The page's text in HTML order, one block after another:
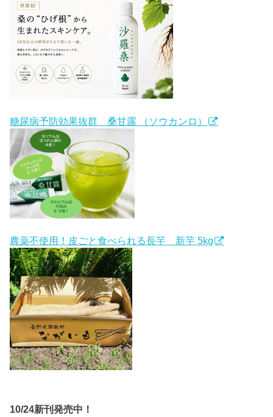
糖尿病予防効果抜群 桑甘露 （ソウカンロ）
農薬不使用！皮ごと食べられる長芋 新芋 5kg
10/24新刊発売中！